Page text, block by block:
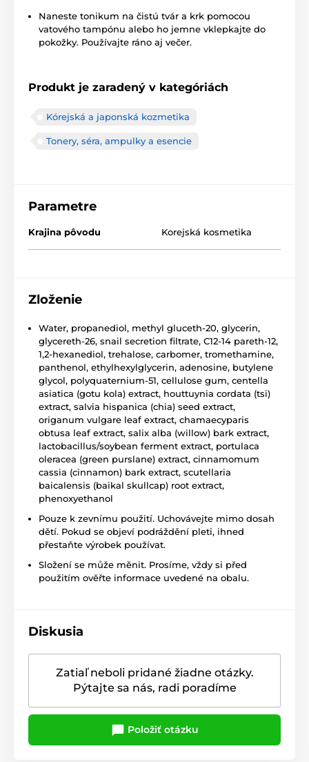
Naneste tonikum na čistú tvár a krk pomocou
vatového tampónu alebo ho jemne vklepkajte do
pokožky. Používajte ráno aj večer.
Produkt je zaradený v kategóriách
Kórejská a japonská kozmetika
Tonery, séra, ampulky a esencie
Parametre
Krajina pôvodu Korejská kosmetika
Zloženie
Water, propanediol, methyl gluceth-20, glycerin,
glycereth-26, snail secretion filtrate, C12-14 pareth-12,
1,2-hexanediol, trehalose, carbomer, tromethamine,
panthenol, ethylhexylglycerin, adenosine, butylene
glycol, polyquaternium-51, cellulose gum, centella
asiatica (gotu kola) extract, houttuynia cordata (tsi)
extract, salvia hispanica (chia) seed extract,
origanum vulgare leaf extract, chamaecyparis
obtusa leaf extract, salix alba (willow) bark extract,
lactobacillus/soybean ferment extract, portulaca
oleracea (green purslane) extract, cinnamomum
cassia (cinnamon) bark extract, scutellaria
baicalensis (baikal skullcap) root extract,
phenoxyethanol
Pouze k zevnímu použití. Uchovávejte mimo dosah
dětí. Pokud se objeví podráždění pleti, ihned
přestaňte výrobek používat.
Složení se může měnit. Prosíme, vždy si před
použitím ověřte informace uvedené na obalu.
Diskusia
Zatiaľ neboli pridané žiadne otázky.
Pýtajte sa nás, radi poradíme
Položiť otázku